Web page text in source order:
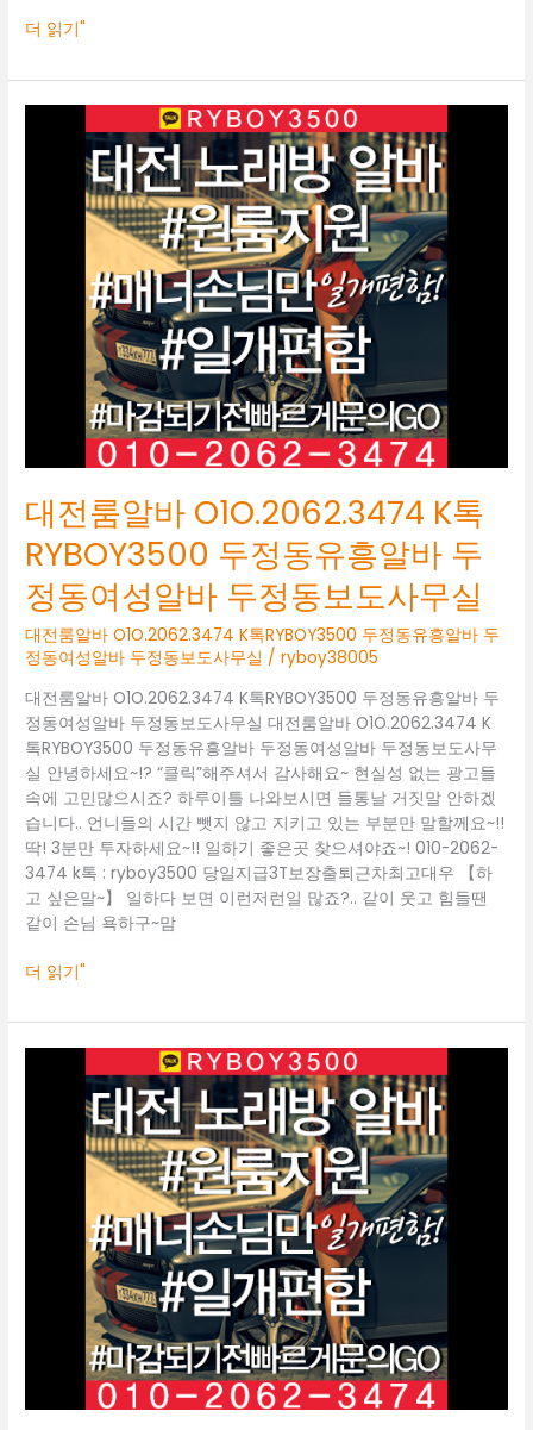
무
성
정
더 읽기"
대전룸알바 O1O.2062.3474 K톡
RYBOY3500 두정동유흥알바 두
정동여성알바 두정동보도사무실
대전룸알바 O1O.2062.3474 K톡RYBOY3500 두정동유흥알바 두
정동여성알바 두정동보도사무실 /ryboy38005
대전룸알바 O1O.2062.3474 K톡RYBOY3500 두정동유흥알바 두
정동여성알바 두정동보도사무실 대전룸알바 O1O.2062.3474 K
톡RYBOY3500 두정동유흥알바 두정동여성알바 두정동보도사무
실 안녕하세요~!? “클릭”해주셔서 감사해요~ 현실성 없는 광고들
속에 고민많으시죠? 하루이틀 나와보시면 들통날 거짓말 안하겠
습니다.. 언니들의 시간 뺏지 않고 지키고 있는 부분만 말할께요~!!
딱! 3분만 투자하세요~!! 일하기 좋은곳 찾으셔야죠~! 010-2062-
3474 k톡 : ryboy3500 당일지급3T보장출퇴근차최고대우 【하
고 싶은말~】 일하다 보면 이런저런일 많죠?.. 같이 웃고 힘들땐
같이 손님 욕하구~맘
O1O.2062.3474
RYBOY3500
알
두
정
동
여
성
알
바
두
정
동
보
도
사
무
실
더 읽기"
O1O.2062.3474
ryboy3500
바